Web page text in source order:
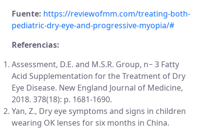
Fuente: https://reviewofmm.com/treating-both-
pediatric-dry-eye-and-progressive-myopia/#
Referencias:
Assessment, D.E. and M.S.R. Group, n− 3 Fatty
Acid Supplementation for the Treatment of Dry
Eye Disease. New England Journal of Medicine,
2018. 378(18): p. 1681-1690.
Yan, Z., Dry eye symptoms and signs in children
wearing OK lenses for six months in China.